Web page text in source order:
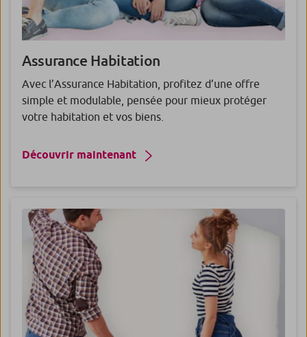
Assurance Habitation
Avec l’Assurance Habitation, profitez d’une offre
simple et modulable, pensée pour mieux protéger
votre habitation et vos biens.
Découvrir maintenant